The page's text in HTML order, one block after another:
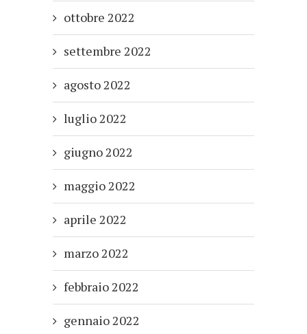
ottobre 2022
settembre 2022
agosto 2022
luglio 2022
giugno 2022
maggio 2022
aprile 2022
marzo 2022
febbraio 2022
gennaio 2022